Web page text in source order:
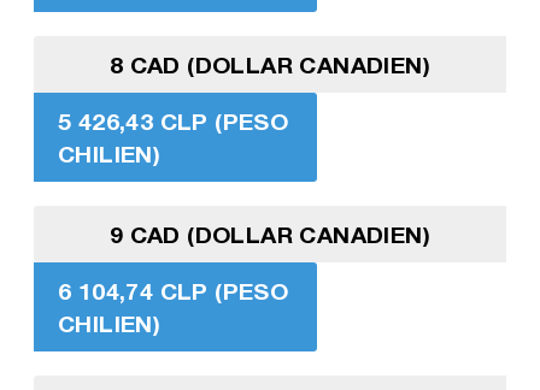
8 CAD (DOLLAR CANADIEN)
5 426,43 CLP (PESO
CHILIEN)
9 CAD (DOLLAR CANADIEN)
6 104,74 CLP (PESO
CHILIEN)